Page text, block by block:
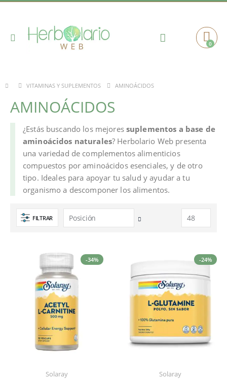
Toggle
Cart0
VITAMINAS Y SUPLEMENTOS AMINOÁCIDOS
AMINOÁCIDOS
¿Estás buscando los mejores suplementos a base de
aminoácidos naturales? Herbolario Web presenta
una variedad de complementos alimenticios
compuestos por aminoácidos esenciales, y de otro
tipo. Ideales para apoyar tu salud y ayudar a tu
organismo a descomponer los alimentos.
FILTRAR
Fijar
-34%
Solaray
-24%
Solaray